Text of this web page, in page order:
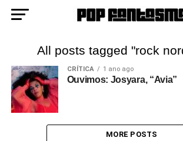
All posts tagged "rock
CRÍTICA 1 ano ago
Ouvimos: Josyara, “Avia”
MORE POSTS